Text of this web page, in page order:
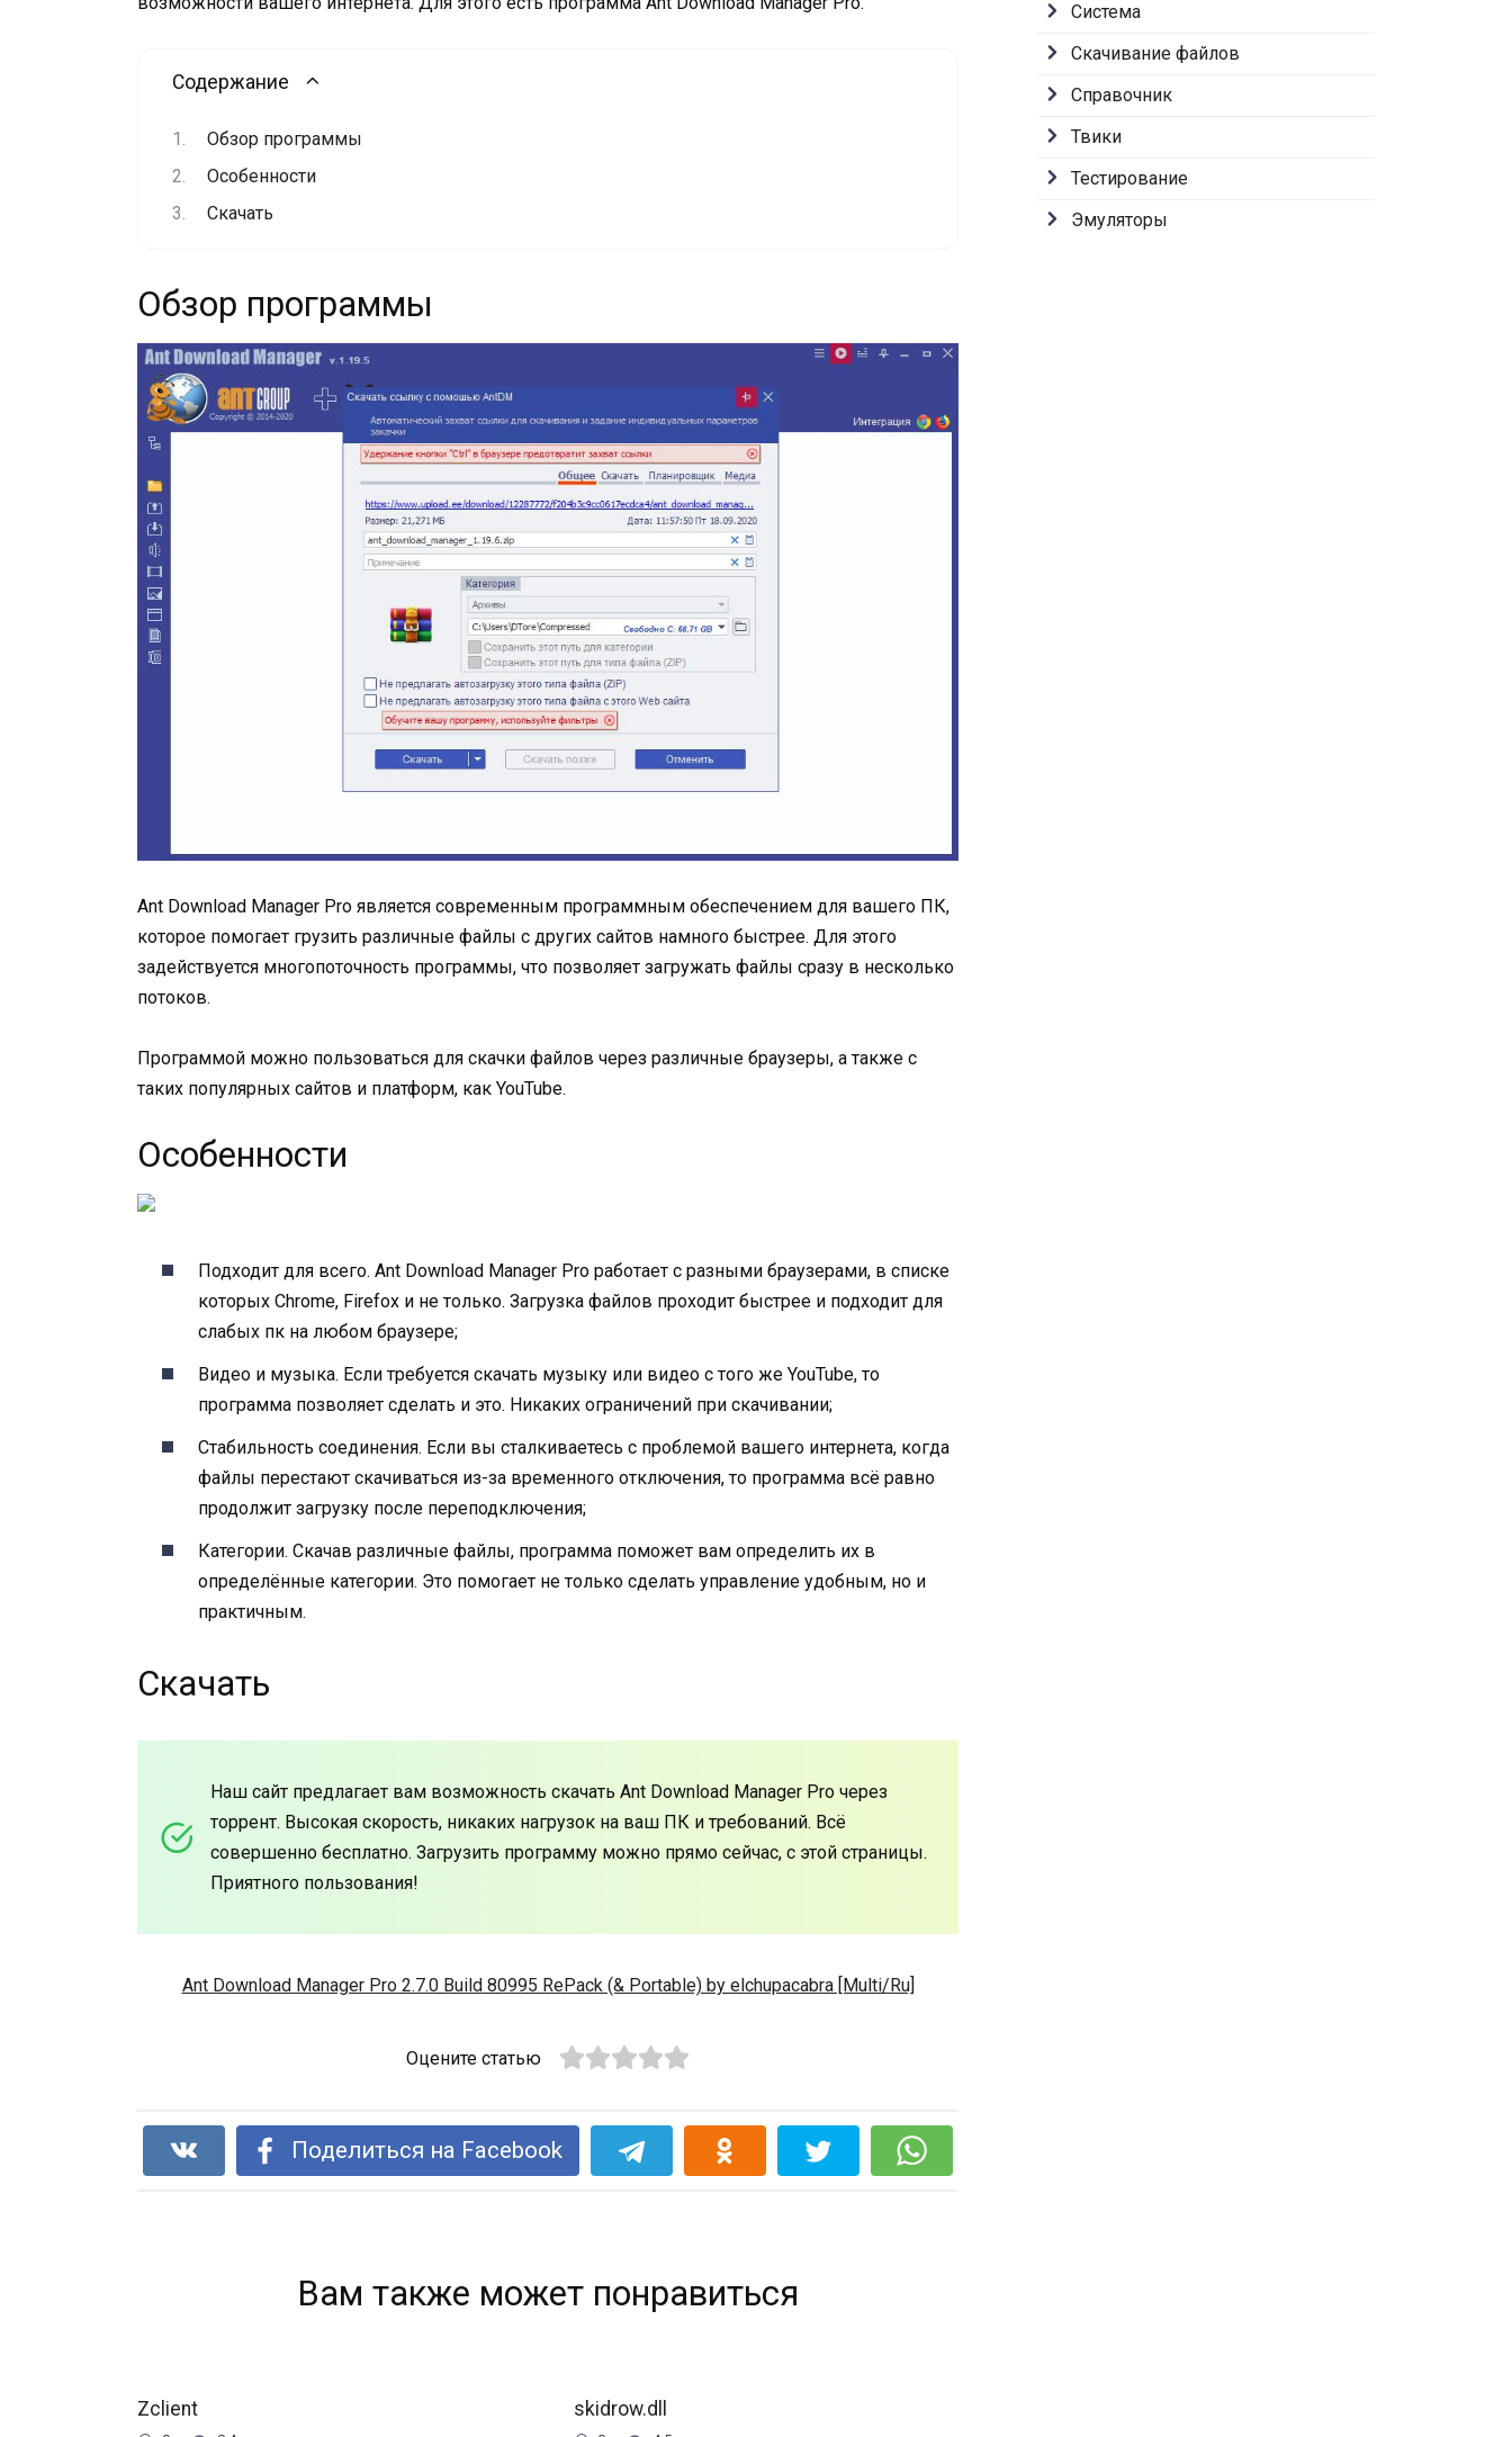
Содержание
Обзор программы
Особенности
Скачать
Обзор программы
Ant Download Manager Pro является современным программным обеспечением для вашего ПК,
которое помогает грузить различные файлы с других сайтов намного быстрее. Для этого
задействуется многопоточность программы, что позволяет загружать файлы сразу в несколько
потоков.
Программой можно пользоваться для скачки файлов через различные браузеры, а также с
таких популярных сайтов и платформ, как YouTube.
Особенности
Подходит для всего. Ant Download Manager Pro работает с разными браузерами, в списке
которых Chrome, Firefox и не только. Загрузка файлов проходит быстрее и подходит для
слабых пк на любом браузере;
Видео и музыка. Если требуется скачать музыку или видео с того же YouTube, то
программа позволяет сделать и это. Никаких ограничений при скачивании;
Стабильность соединения. Если вы сталкиваетесь с проблемой вашего интернета, когда
файлы перестают скачиваться из-за временного отключения, то программа всё равно
продолжит загрузку после переподключения;
Категории. Скачав различные файлы, программа поможет вам определить их в
определённые категории. Это помогает не только сделать управление удобным, но и
практичным.
Скачать
Наш сайт предлагает вам возможность скачать Ant Download Manager Pro через
торрент. Высокая скорость, никаких нагрузок на ваш ПК и требований. Всё
совершенно бесплатно. Загрузить программу можно прямо сейчас, с этой страницы.
Приятного пользования!
Ant Download Manager Pro 2.7.0 Build 80995 RePack (& Portable) by elchupacabra [Multi/Ru]
Оцените статью
Поделиться на Facebook
Вам также может понравиться
Zclient skidrow.dll
Система
Скачивание файлов
Справочник
Твики
Тестирование
Эмуляторы